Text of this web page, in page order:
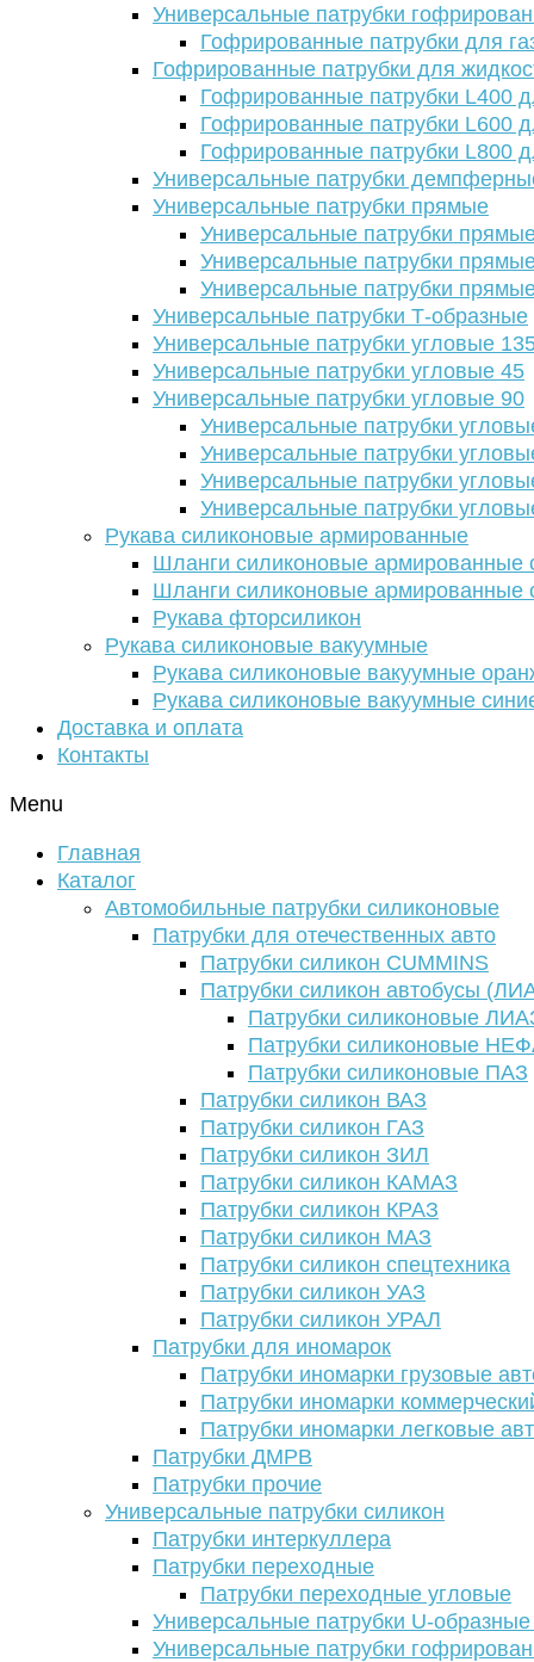
Универсальные патрубки
Гофрированные патрубки для
Гофрированные патрубки для
Гофрированные патрубки L400
Гофрированные патрубки L600
Гофрированные патрубки L800
Универсальные патрубки
Универсальные патрубки прямые
Универсальные патрубки
Универсальные патрубки
Универсальные патрубки
Универсальные патрубки Т-образные
Универсальные патрубки угловые
Универсальные патрубки угловые 45
Универсальные патрубки угловые 90
Универсальные патрубки
Универсальные патрубки
Универсальные патрубки
Универсальные патрубки
Рукава силиконовые армированные
Шланги силиконовые армированные
Шланги силиконовые армированные
Рукава фторсиликон
Рукава силиконовые вакуумные
Рукава силиконовые вакуумные
Рукава силиконовые вакуумные
Доставка и оплата
Контакты
Menu
Главная
Каталог
Автомобильные патрубки силиконовые
Патрубки для отечественных авто
Патрубки силикон CUMMINS
Патрубки силикон автобусы
Патрубки силиконовые
Патрубки силиконовые
Патрубки силиконовые ПАЗ
Патрубки силикон ВАЗ
Патрубки силикон ГАЗ
Патрубки силикон ЗИЛ
Патрубки силикон КАМАЗ
Патрубки силикон КРАЗ
Патрубки силикон МАЗ
Патрубки силикон спецтехника
Патрубки силикон УАЗ
Патрубки силикон УРАЛ
Патрубки для иномарок
Патрубки иномарки грузовые
Патрубки иномарки
Патрубки иномарки легковые
Патрубки ДМРВ
Патрубки прочие
Универсальные патрубки силикон
Патрубки интеркуллера
Патрубки переходные
Патрубки переходные угловые
Универсальные патрубки U-
Универсальные патрубки